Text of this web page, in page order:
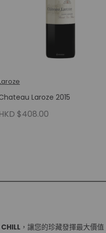
Laroze 2015
HKD $408.00
CHILL ，讓您的珍藏發揮最大價值